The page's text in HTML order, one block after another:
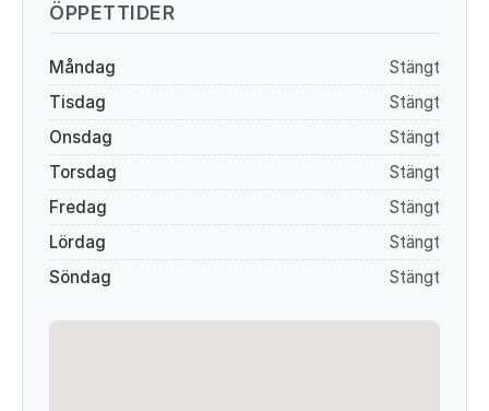
ÖPPETTIDER
Måndag
Stängt
Tisdag
Stängt
Onsdag
Stängt
Torsdag
Stängt
Fredag
Stängt
Lördag
Stängt
Söndag
Stängt